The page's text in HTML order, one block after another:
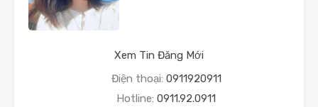
Xem Tin Đăng Mới
Điện thoại: 0911920911
Hotline: 0911.92.0911